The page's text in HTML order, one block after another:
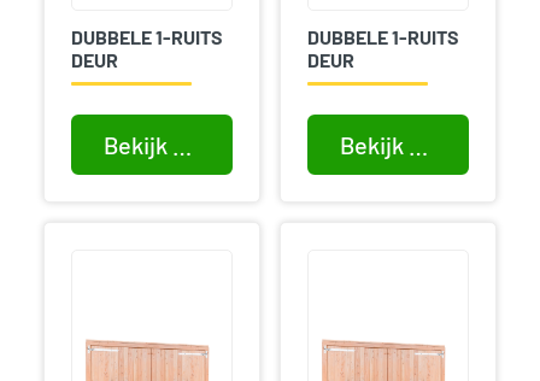
DUBBELE 1-RUITS
DEUR
Bekijk product
DUBBELE 1-RUITS
DEUR
Bekijk product